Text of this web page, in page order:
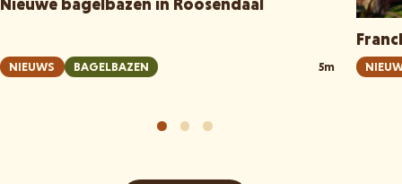
Nieuwe bagelbazen in Roosendaal
NIEUWS BAGELBAZEN 5m